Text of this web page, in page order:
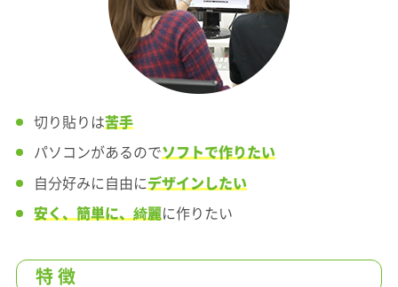
切り貼りは苦手
パソコンがあるのでソフトで作りたい
自分好みに自由にデザインしたい
安く、簡単に、綺麗に作りたい
特 徴